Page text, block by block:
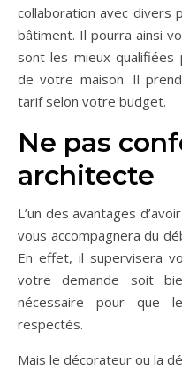
collaboration avec divers
bâtiment. Il pourra ainsi
sont les mieux qualifiées
de votre maison. Il
tarif selon votre budget.
Ne pas
architecte
L’un des avantages
vous accompagnera du
En effet, il supervisera
votre demande soit
nécessaire pour que
respectés.
Mais le décorateur ou la